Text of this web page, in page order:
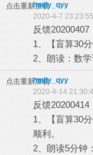
点击重新加载hmily_qyy
2020-4-7 23:23:55
反馈20200407
1、【盲算30
2、朗读：数学
点击重新加载hmily_qyy
2020-4-14
反馈20200414
1、【盲算30
顺利。
2、朗读5分钟